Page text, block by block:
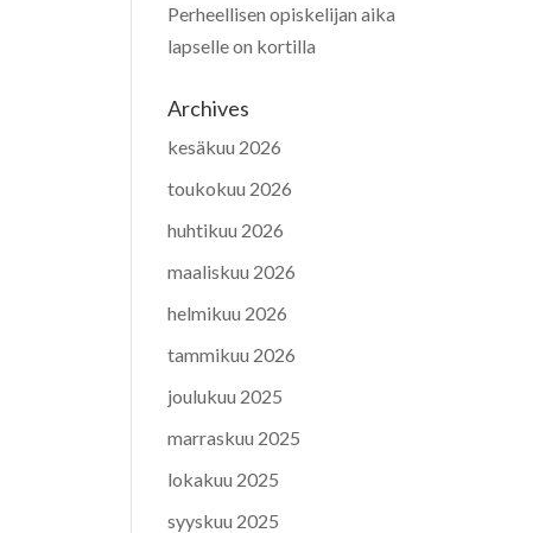
Perheellisen opiskelijan aika
lapselle on kortilla
Archives
kesäkuu 2026
toukokuu 2026
huhtikuu 2026
maaliskuu 2026
helmikuu 2026
tammikuu 2026
joulukuu 2025
marraskuu 2025
lokakuu 2025
syyskuu 2025